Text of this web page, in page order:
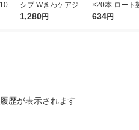
ク
★
シブ Wきわケアジェ
ル 15g ロート製薬 ★
1,280円
×20本 ロート
薬 ものもらい
634円
歴が表示されます